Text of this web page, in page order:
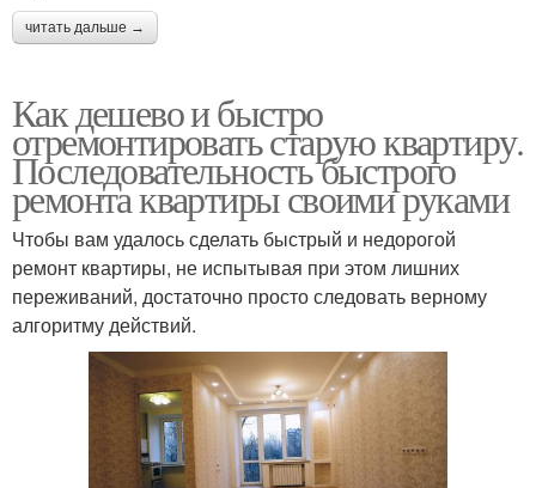
читать дальше →
Как дешево и быстро
отремонтировать старую квартиру.
Последовательность быстрого
ремонта квартиры своими руками
Чтобы вам удалось сделать быстрый и недорогой
ремонт квартиры, не испытывая при этом лишних
переживаний, достаточно просто следовать верному
алгоритму действий.